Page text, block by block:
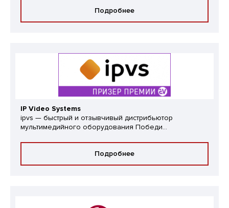
Подробнее
IP Video Systems
ipvs — быстрый и отзывчивый дистрибьютор
мультимедийного оборудования Победи...
Подробнее